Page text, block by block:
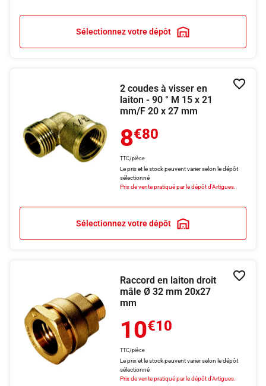
Sélectionnez votre dépôt
2 coudes à visser en
laiton - 90 ° M 15 x 21
mm/F 20 x 27 mm
8€80
TTC/pièce
Le prix et le stock peuvent varier selon le dépôt
sélectionné
Prix de vente pratiqué par le dépôt d'Artigues.
Sélectionnez votre dépôt
Raccord en laiton droit
mâle Ø 32 mm 20x27
mm
10€10
TTC/pièce
Le prix et le stock peuvent varier selon le dépôt
sélectionné
Prix de vente pratiqué par le dépôt d'Artigues.